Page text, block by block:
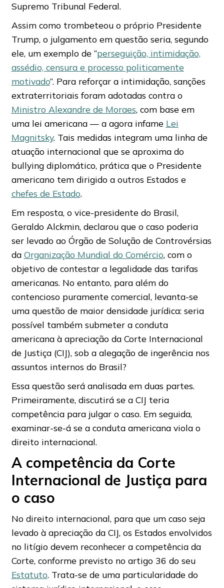
Supremo Tribunal Federal.
Assim como trombeteou o próprio Presidente
Trump, o julgamento em questão seria, segundo
ele, um exemplo de “perseguição, intimidação,
assédio, censura e processo politicamente
motivado”. Para reforçar a intimidação, sanções
extraterritoriais foram adotadas contra o
Ministro Alexandre de Moraes, com base em
uma lei americana — a agora infame Lei
Magnitsky. Tais medidas integram uma linha de
atuação internacional que se aproxima do
bullying diplomático, prática que o Presidente
americano tem dirigido a outros Estados e
chefes de Estado.
Em resposta, o vice-presidente do Brasil,
Geraldo Alckmin, declarou que o caso poderia
ser levado ao Órgão de Solução de Controvérsias
da Organização Mundial do Comércio, com o
objetivo de contestar a legalidade das tarifas
americanas. No entanto, para além do
contencioso puramente comercial, levanta-se
uma questão de maior densidade jurídica: seria
possível também submeter a conduta
americana à apreciação da Corte Internacional
de Justiça (CIJ), sob a alegação de ingerência nos
assuntos internos do Brasil?
Essa questão será analisada em duas partes.
Primeiramente, discutirá se a CIJ teria
competência para julgar o caso. Em seguida,
examinar-se-á se a conduta americana viola o
direito internacional.
A competência da Corte
Internacional de Justiça para
o caso
No direito internacional, para que um caso seja
levado à apreciação da CIJ, os Estados envolvidos
no litígio devem reconhecer a competência da
Corte, conforme previsto no artigo 36 do seu
Estatuto. Trata-se de uma particularidade do